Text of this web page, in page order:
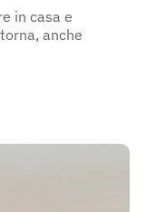
in casa e
anche